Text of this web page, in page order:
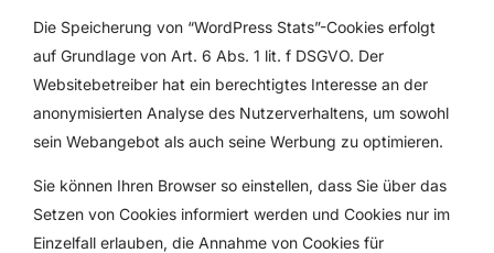
Die Speicherung von “WordPress Stats”-Cookies erfolgt
auf Grundlage von Art. 6 Abs. 1 lit. f DSGVO. Der
Websitebetreiber hat ein berechtigtes Interesse an der
anonymisierten Analyse des Nutzerverhaltens, um sowohl
sein Webangebot als auch seine Werbung zu optimieren.
Sie können Ihren Browser so einstellen, dass Sie über das
Setzen von Cookies informiert werden und Cookies nur im
Einzelfall erlauben, die Annahme von Cookies für